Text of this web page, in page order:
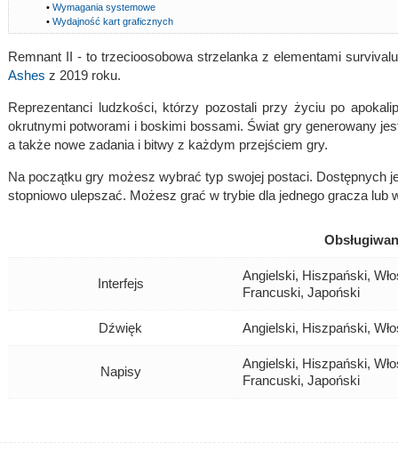
•Wymagania systemowe
•Wydajność kart graficznych
Remnant II - to trzecioosobowa strzelanka z elementami
Ashes z 2019 roku.
Reprezentanci ludzkości, którzy pozostali przy życiu po
okrutnymi potworami i boskimi bossami. Świat gry generowany
a także nowe zadania i bitwy z każdym przejściem gry.
Na początku gry możesz wybrać typ swojej postaci. Dostępnych
stopniowo ulepszać. Możesz grać w trybie dla jednego gracza lub
Interfejs
Angielski, Hiszpański,
Francuski, Japoński
Dźwięk Angielski, Hiszpański,
Napisy
Angielski, Hiszpański,
Francuski, Japoński